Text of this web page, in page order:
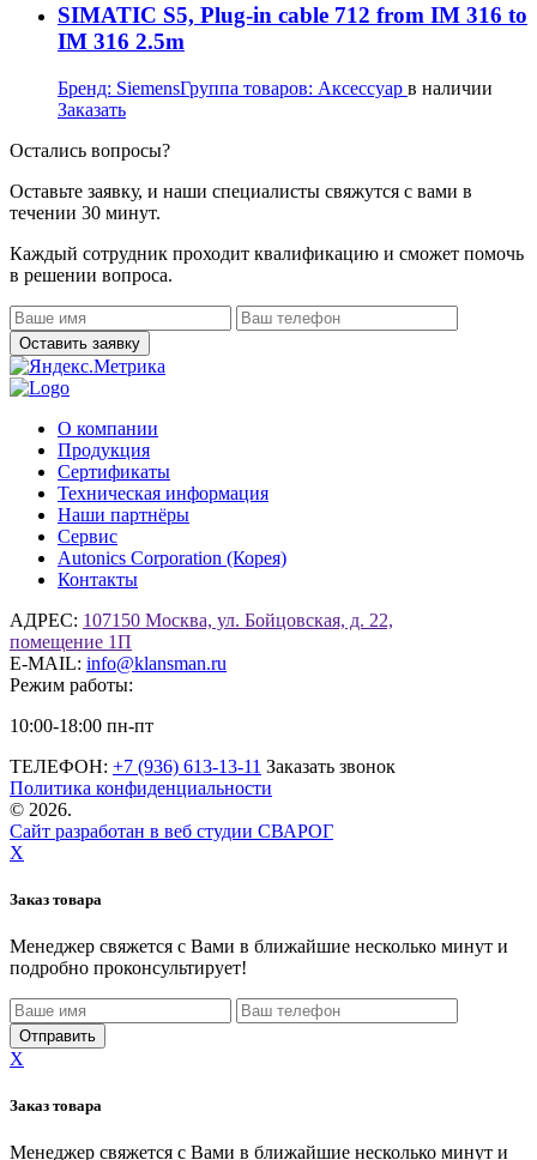
SIMATIC S5, Plug-in cable 712 from IM 316 to
IM 316 2.5m
Бренд: SiemensГруппа товаров: Аксессуар в наличии
Заказать
Остались вопросы?
Оставьте заявку, и наши специалисты свяжутся с вами в
течении 30 минут.
Каждый сотрудник проходит квалификацию и сможет помочь
в решении вопроса.
О компании
Продукция
Сертификаты
Техническая информация
Наши партнёры
Сервис
Autonics Corporation (Корея)
Контакты
АДРЕС: 107150 Москва, ул. Бойцовская, д. 22,
помещение 1П
E-MAIL: info@klansman.ru
Режим работы:
10:00-18:00 пн-пт
ТЕЛЕФОН: +7 (936) 613-13-11 Заказать звонок
Политика конфиденциальности
© 2026.
Сайт разработан в веб студии СВАРОГ
X
Заказ товара
Менеджер свяжется с Вами в ближайшие несколько минут и
подробно проконсультирует!
X
Заказ товара
Менеджер свяжется с Вами в ближайшие несколько минут и